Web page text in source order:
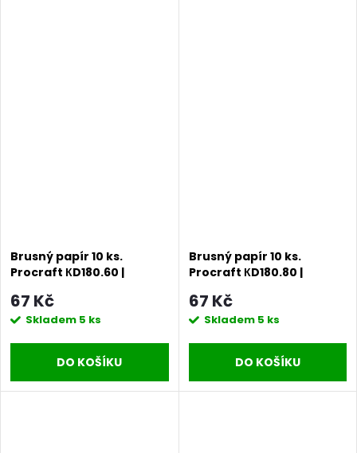
Brusný papír 10 ks.
Procraft КD180.60 |
67 Kč
Skladem 5 ks
DO KOŠÍKU
Brusný papír 10 ks.
Procraft КD180.80 |
67 Kč
Skladem 5 ks
DO KOŠÍKU